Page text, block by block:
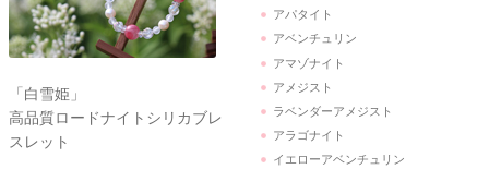
「白雪姫」
高品質ロードナイトシリカブレ
スレット
アパタイト
アベンチュリン
アマゾナイト
アメジスト
ラベンダーアメジスト
アラゴナイト
イエローアベンチュリン